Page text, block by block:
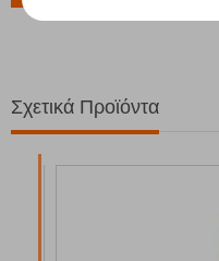
Σχετικά Προϊόντα